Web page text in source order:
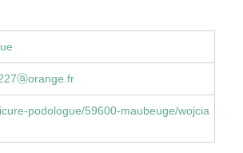
podologue/59600-maubeuge/wojcia